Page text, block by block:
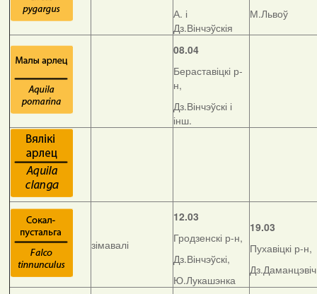
А. і
Дз.Вінчэўскія
М.Львоў
08.04
Бераставіцкі р-
н,
Дз.Вінчэўскі і
інш.
зімавалі
12.03
Гродзенскі р-н,
Дз.Вінчэўскі,
Ю.Лукашэнка
19.03
Пухавіцкі р-н,
Дз.Даманцэвіч